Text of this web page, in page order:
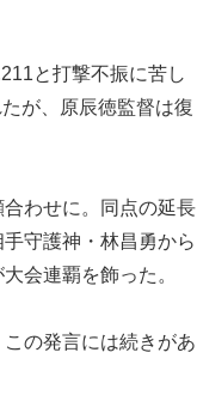
と打撃不振に苦し
が、原辰徳監督は復
わせに。同点の延長
守護神・林昌勇から
会連覇を飾った。
の発言には続きがあ